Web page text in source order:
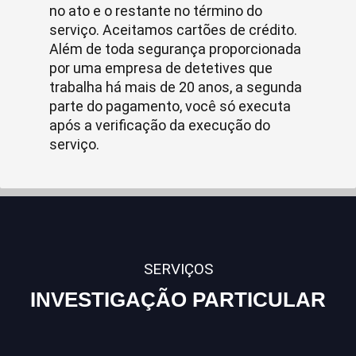
no ato e o restante no término do
serviço. Aceitamos cartões de crédito.
Além de toda segurança proporcionada
por uma empresa de detetives que
trabalha há mais de 20 anos, a segunda
parte do pagamento, você só executa
após a verificação da execução do
serviço.
SERVIÇOS
INVESTIGAÇÃO PARTICULAR